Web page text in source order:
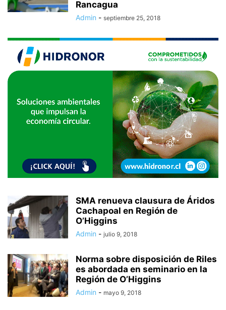
Rancagua
Admin - septiembre 25, 2018
SMA renueva clausura de Áridos
Cachapoal en Región de
O’Higgins
Admin - julio 9, 2018
Norma sobre disposición de Riles
es abordada en seminario en la
Región de O’Higgins
Admin - mayo 9, 2018